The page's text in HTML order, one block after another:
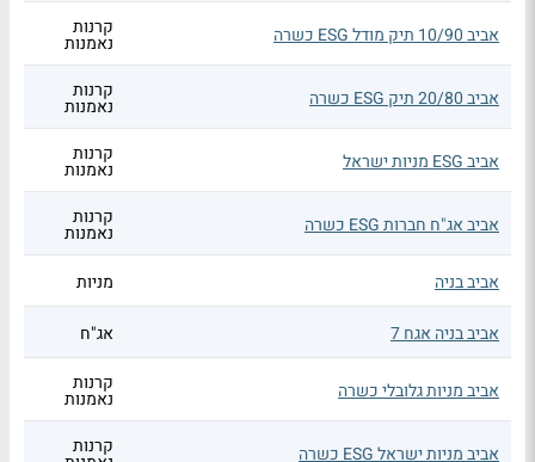
אביב 10/90 תיק מודל ESG כשרה קרנות
נאמנות
אביב 20/80 תיק ESG כשרה קרנות
נאמנות
אביב ESG מניות ישראל קרנות
נאמנות
אביב אג"ח חברות ESG כשרה קרנות
נאמנות
אביב בניה
מניות
אביב בניה אגח 7 אג"ח
אביב מניות גלובלי כשרה קרנות
נאמנות
אביב מניות ישראל ESG כשרה קרנות